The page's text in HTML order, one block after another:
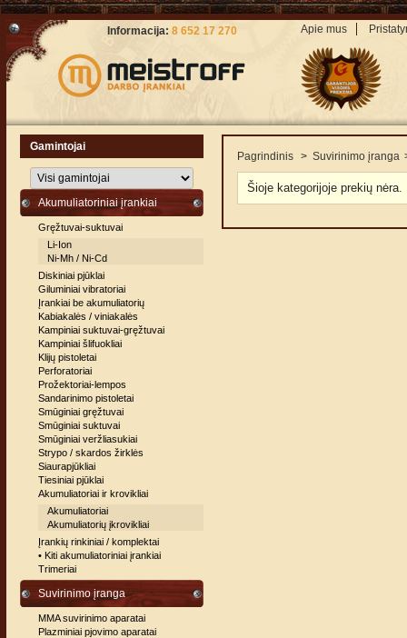
Apie mus
Informacija: 8 652 17 270
Gamintojai
Akumuliatoriniai įrankiai
Gręžtuvai-suktuvai
Li-Ion
Ni-Mh / Ni-Cd
Diskiniai pjūklai
Giluminiai vibratoriai
Įrankiai be akumuliatorių
Kabiakalės / viniakalės
Kampiniai suktuvai-gręžtuvai
Kampiniai šlifuokliai
Klijų pistoletai
Perforatoriai
Prožektoriai-lempos
Sandarinimo pistoletai
Smūginiai gręžtuvai
Smūginiai suktuvai
Smūginiai veržliasukiai
Strypo / skardos žirklės
Siaurapjūkliai
Tiesiniai pjūklai
Akumuliatoriai ir krovikliai
Akumuliatoriai
Akumuliatorių įkrovikliai
Įrankių rinkiniai / komplektai
• Kiti akumuliatoriniai įrankiai
Trimeriai
Suvirinimo įranga
MMA suvirinimo aparatai
Plazminiai pjovimo aparatai
Pagrindinis > Suvirinimo įranga
Šioje kategorijoje prekių